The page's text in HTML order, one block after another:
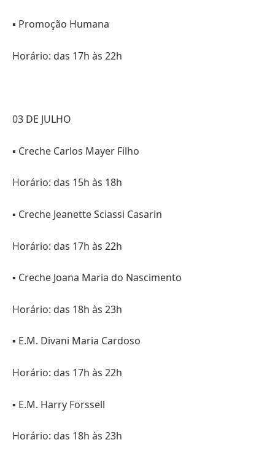
▪️ Promoção Humana
Horário: das 17h às 22h
03 DE JULHO
▪️ Creche Carlos Mayer Filho
Horário: das 15h às 18h
▪️ Creche Jeanette Sciassi Casarin
Horário: das 17h às 22h
▪️ Creche Joana Maria do Nascimento
Horário: das 18h às 23h
▪️ E.M. Divani Maria Cardoso
Horário: das 17h às 22h
▪️ E.M. Harry Forssell
Horário: das 18h às 23h